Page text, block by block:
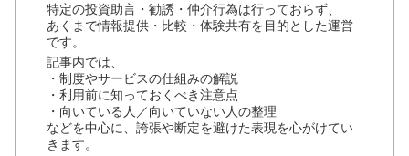
特定の投資助言・勧誘・仲介行為は行っておらず、
あくまで情報提供・比較・体験共有を目的とした運営
です。
記事内では、
・制度やサービスの仕組みの解説
・利用前に知っておくべき注意点
・向いている人／向いていない人の整理
などを中心に、誇張や断定を避けた表現を心がけてい
きます。